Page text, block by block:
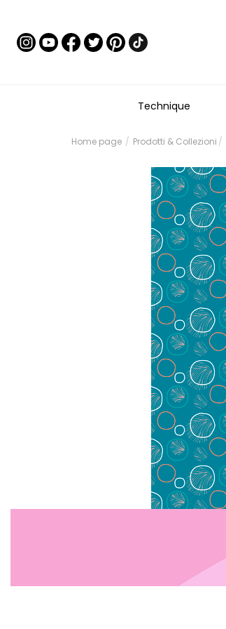
Technique
Home page Prodotti & Collezioni